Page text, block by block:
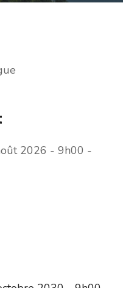
2026 - 9h00 -